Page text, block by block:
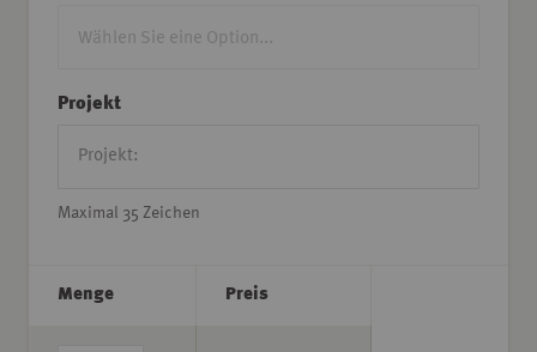
Projekt
Maximal 35 Zeichen
Menge Preis